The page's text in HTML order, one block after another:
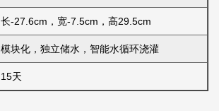
长-27.6cm，宽-7.5cm，高29.5cm
模块化，独立储水，智能水循环浇灌
15天